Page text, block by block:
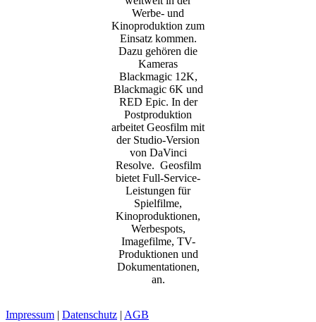
Werbe- und
Kinoproduktion zum
Einsatz kommen.
Dazu gehören die
Kameras
Blackmagic 12K,
Blackmagic 6K und
RED Epic. In der
Postproduktion
arbeitet Geosfilm mit
der Studio-Version
von DaVinci
Resolve. Geosfilm
bietet Full-Service-
Leistungen für
Spielfilme,
Kinoproduktionen,
Werbespots,
Imagefilme, TV-
Produktionen und
Dokumentationen,
an.
Impressum | Datenschutz | AGB